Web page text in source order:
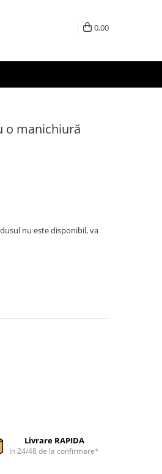
0,00
o manichiură
nu este disponibil, va
Livrare RAPIDA
In 24/48 de la confirmare*